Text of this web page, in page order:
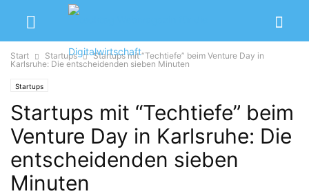
Start Startups
Startups mit “Techtiefe” beim Venture Day in
Karlsruhe: Die entscheidenden sieben Minuten
Startups
Startups mit “Techtiefe” beim
Venture Day in Karlsruhe: Die
entscheidenden sieben
Minuten